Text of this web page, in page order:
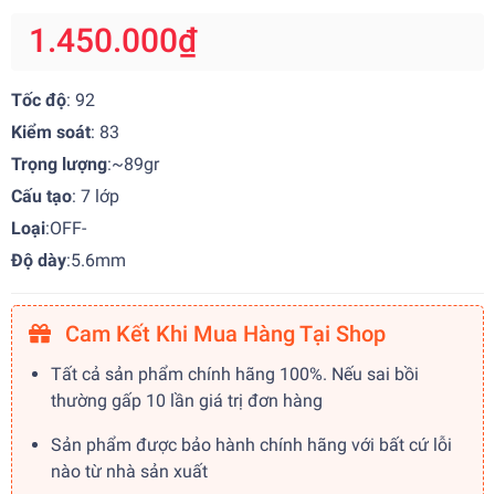
1.450.000₫
Tốc độ: 92
Kiểm soát: 83
Trọng lượng:~89gr
Cấu tạo: 7 lớp
Loại:OFF-
Độ dày:5.6mm
Cam Kết Khi Mua Hàng Tại Shop
Tất cả sản phẩm chính hãng 100%. Nếu sai bồi
thường gấp 10 lần giá trị đơn hàng
Sản phẩm được bảo hành chính hãng với bất cứ lỗi
nào từ nhà sản xuất